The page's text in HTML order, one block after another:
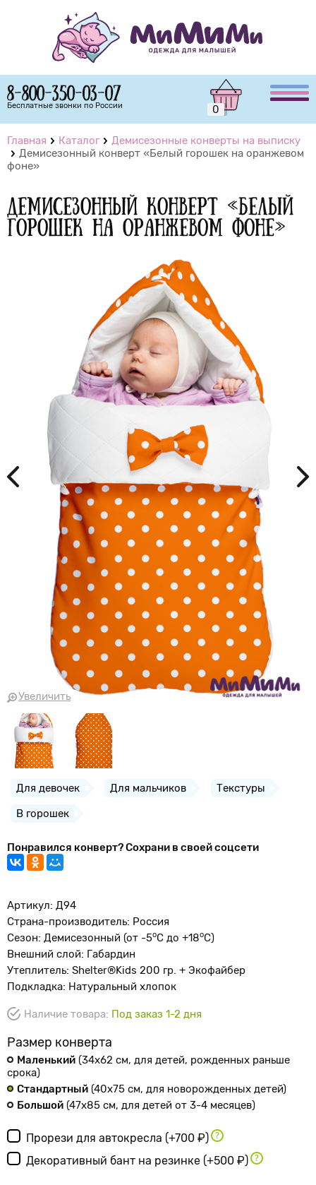
8-800-350-03-07
Бесплатные звонки по России 0
Главная Каталог
Демисезонные конверты на выписку
Демисезонный конверт «Белый горошек на оранжевом
фоне»
Демисезонный конверт «Белый
горошек на оранжевом фоне»
Увеличить
Для девочек Для мальчиков
Текстуры
В горошек
Понравился конверт? Сохрани в своей соцсети
Артикул: Д94
Страна-производитель: Россия
Сезон: Демисезонный (от -5оС до +18oС)
Внешний слой: Габардин
Утеплитель: Shelter®Kids 200 гр. + Экофайбер
Подкладка: Натуральный хлопок
Наличие товара: Под заказ 1-2 дня
Размер конверта
Маленький (34х62 см, для детей, рожденных раньше
срока)
Стандартный (40х75 см, для новорожденных детей)
Большой (47х85 см, для детей от 3-4 месяцев)
Прорези для автокресла (+700 ₽)
Декоративный бант на резинке (+500 ₽)